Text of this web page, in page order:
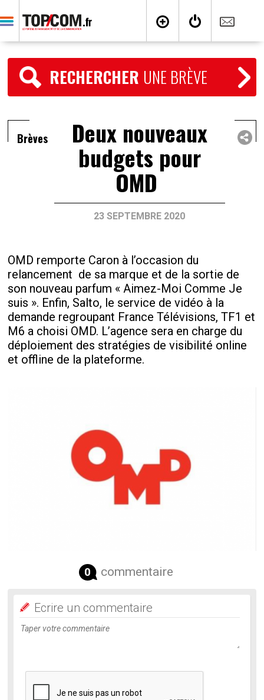
RECHERCHER UNE BRÈVE
Brèves Deux nouveaux
budgets pour
OMD
23 SEPTEMBRE 2020
OMD remporte Caron à l’occasion du
relancement de sa marque et de la sortie de
son nouveau parfum « Aimez-Moi Comme Je
suis ». Enfin, Salto, le service de vidéo à la
demande regroupant France Télévisions, TF1 et
M6 a choisi OMD. L’agence sera en charge du
déploiement des stratégies de visibilité online
et offline de la plateforme.
0 commentaire
Ecrire un commentaire